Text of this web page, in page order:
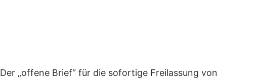
Der „offene Brief“ für die sofortige Freilassung von